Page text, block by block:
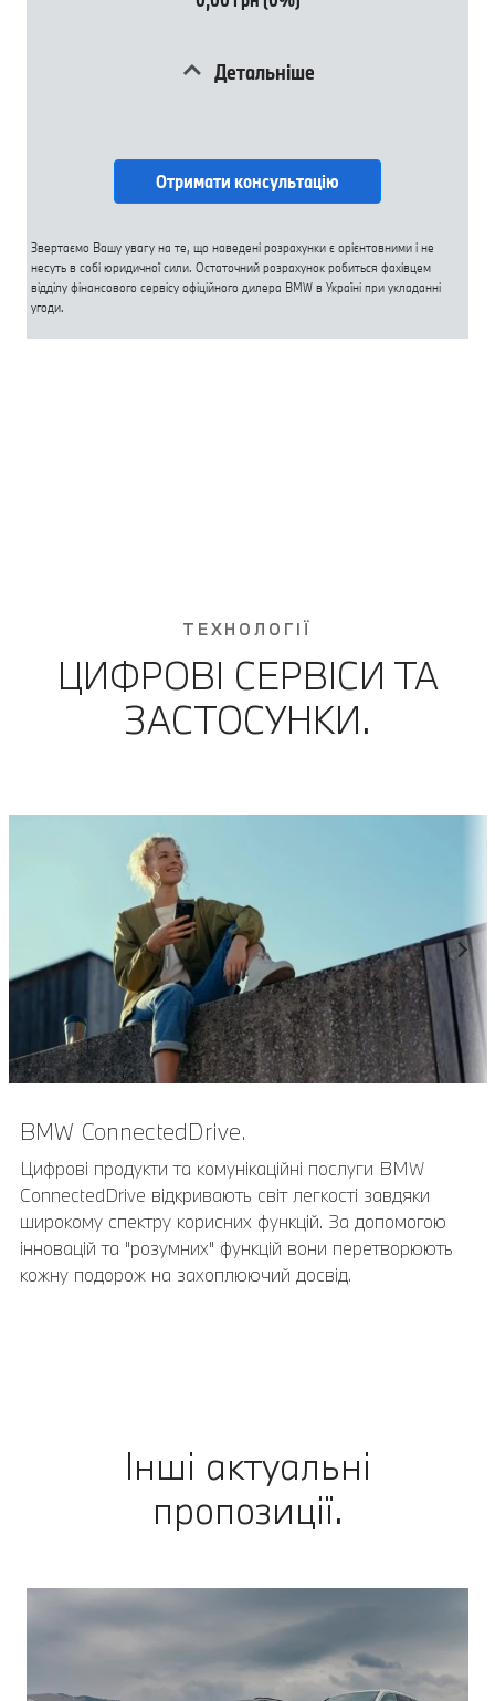
ТЕХНОЛОГІЇ
ЦИФРОВІ СЕРВІСИ ТА
ЗАСТОСУНКИ.
BMW ConnectedDrive.
Цифрові продукти та комунікаційні послуги BMW
ConnectedDrive відкривають світ легкості завдяки
широкому спектру корисних функцій. За допомогою
інновацій та "розумних" функцій вони перетворюють
кожну подорож на захоплюючий досвід.
Інші актуальні
пропозиції.